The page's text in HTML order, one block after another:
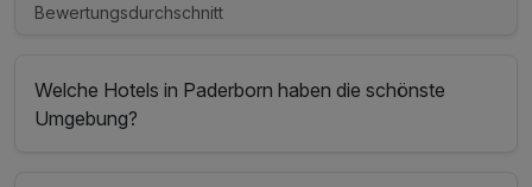
Bewertungsdurchschnitt
Welche Hotels in Paderborn haben die schönste
Umgebung?